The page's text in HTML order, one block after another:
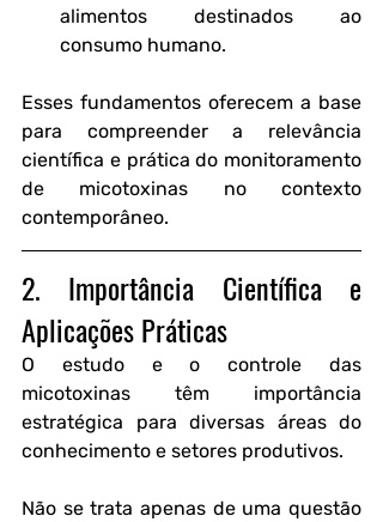
alimentos destinados ao
consumo humano.
Esses fundamentos oferecem a base
para compreender a relevância
científica e prática do monitoramento
de micotoxinas no contexto
contemporâneo.
2. Importância Científica e
Aplicações Práticas
O estudo e o controle das
micotoxinas têm importância
estratégica para diversas áreas do
conhecimento e setores produtivos.
Não se trata apenas de uma questão